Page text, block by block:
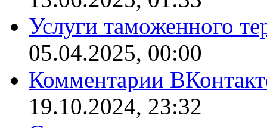
Услуги таможенного
05.04.2025, 00:00
Комментарии
19.10.2024, 23:32